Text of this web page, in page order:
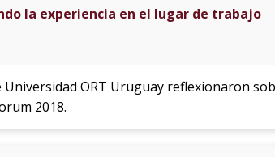
la experiencia en el lugar de trabajo
Universidad ORT Uruguay reflexionaron
2018.